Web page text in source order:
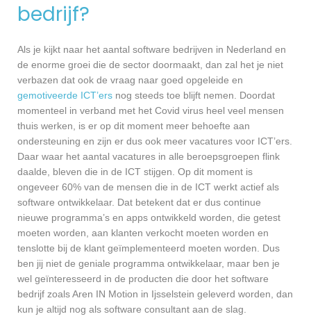
bedrijf?
Als je kijkt naar het aantal software bedrijven in Nederland en
de enorme groei die de sector doormaakt, dan zal het je niet
verbazen dat ook de vraag naar goed opgeleide en
gemotiveerde ICT’ers nog steeds toe blijft nemen. Doordat
momenteel in verband met het Covid virus heel veel mensen
thuis werken, is er op dit moment meer behoefte aan
ondersteuning en zijn er dus ook meer vacatures voor ICT’ers.
Daar waar het aantal vacatures in alle beroepsgroepen flink
daalde, bleven die in de ICT stijgen. Op dit moment is
ongeveer 60% van de mensen die in de ICT werkt actief als
software ontwikkelaar. Dat betekent dat er dus continue
nieuwe programma’s en apps ontwikkeld worden, die getest
moeten worden, aan klanten verkocht moeten worden en
tenslotte bij de klant geïmplementeerd moeten worden. Dus
ben jij niet de geniale programma ontwikkelaar, maar ben je
wel geïnteresseerd in de producten die door het software
bedrijf zoals Aren IN Motion in Ijsselstein geleverd worden, dan
kun je altijd nog als software consultant aan de slag.